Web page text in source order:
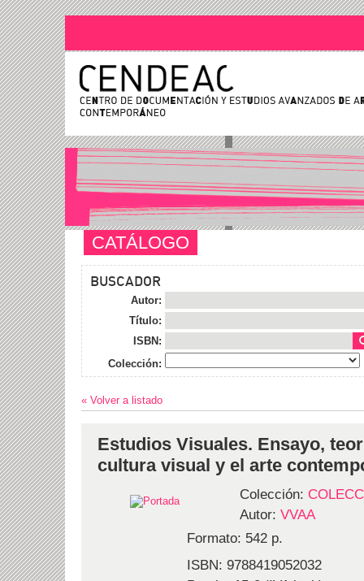
CATÁLOGO
BUSCADOR
Autor:
Título:
ISBN:
Colección:
« Volver a listado
Estudios Visuales. Ensayo,
cultura visual y el arte
Colección:
Autor: VVAA
Formato: 542 p.
ISBN: 9788419052032